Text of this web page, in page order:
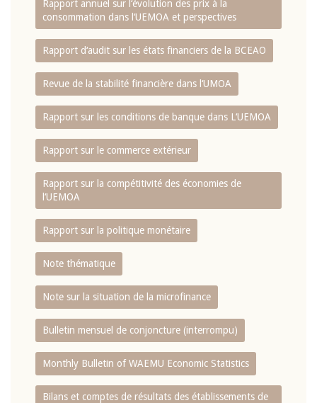
Rapport annuel sur l‘évolution des prix à la
consommation dans l‘UEMOA et perspectives
Rapport d‘audit sur les états financiers de la BCEAO
Revue de la stabilité financière dans l‘UMOA
Rapport sur les conditions de banque dans L‘UEMOA
Rapport sur le commerce extérieur
Rapport sur la compétitivité des économies de
l‘UEMOA
Rapport sur la politique monétaire
Note thématique
Note sur la situation de la microfinance
Bulletin mensuel de conjoncture (interrompu)
Monthly Bulletin of WAEMU Economic Statistics
Bilans et comptes de résultats des établissements de